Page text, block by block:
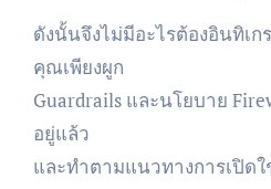
ดังนั้นจึงไม่มีอะไรต้องอินทิเ
คุณเพียงผูก
Guardrails และนโยบาย
อยู่แล้ว
และทำตามแนวทางการเปิด